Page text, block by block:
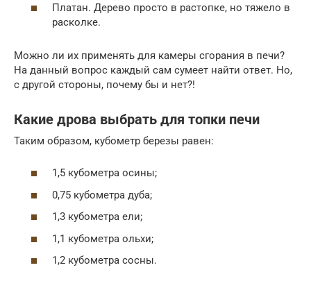
Платан. Дерево просто в растопке, но тяжело в
расколке.
Можно ли их применять для камеры сгорания в печи?
На данный вопрос каждый сам сумеет найти ответ. Но,
с другой стороны, почему бы и нет?!
Какие дрова выбрать для топки печи
Таким образом, кубометр березы равен:
1,5 кубометра осины;
0,75 кубометра дуба;
1,3 кубометра ели;
1,1 кубометра ольхи;
1,2 кубометра сосны.